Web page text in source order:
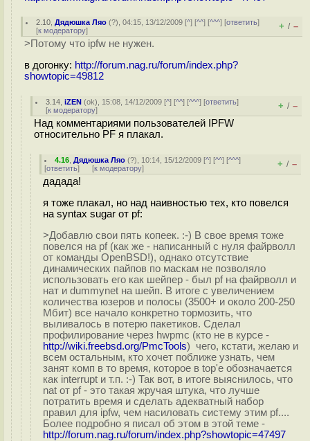
2.10 ,Дядюшка Ляо (?), 04:15, 13/12/2009 [^] [^^] [^^^] [ответить]
[к модератору] + / –
>Потому что ipfw не нужен.
в догонку: http://forum.nag.ru/forum/index.php?
showtopic=49812
3.14 ,iZEN (ok), 15:08, 14/12/2009 [^] [^^] [^^^] [ответить]
[к модератору] + / –
Над комментариями пользователей IPFW
относительно PF я плакал.
4.16 ,Дядюшка Ляо (?), 10:14, 15/12/2009 [^] [^^] [^^^]
[ответить] [к модератору] + / –
дадада!
я тоже плакал, но над наивностью тех, кто повелся
на syntax sugar от pf:
>Добавлю свои пять копеек. :-) В свое время тоже
повелся на pf (как же - написанный с нуля файрволл
от команды OpenBSD!), однако отсутствие
динамических пайпов по маскам не позволяло
использовать его как шейпер - был pf на файрволл и
нат и dummynet на шейп. В итоге с увеличением
количества юзеров и полосы (3500+ и около 200-250
Мбит) все начало конкретно тормозить, что
выливалось в потерю пакетиков. Сделал
профилирование через hwpmc (кто не в курсе -
http://wiki.freebsd.org/PmcTools) чего, кстати, желаю и
всем остальным, кто хочет поближе узнать, чем
занят комп в то время, которое в top'е обозначается
как interrupt и т.п. :-) Так вот, в итоге выяснилось, что
nat от pf - это такая жручая штука, что лучше
потратить время и сделать адекватный набор
правил для ipfw, чем насиловать систему этим pf....
Более подробно я писал об этом в этой теме -
http://forum.nag.ru/forum/index.php?showtopic=47497